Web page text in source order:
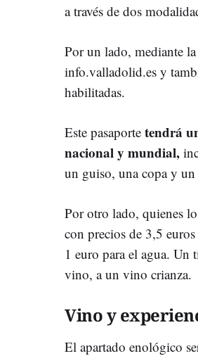
a través de dos
Por un lado, mediante
info.valladolid.es y
habilitadas.
Este pasaporte tendrá
nacional y mundial,
un guiso, una copa y un
Por otro lado, quienes
con precios de 3,5
1 euro para el agua.
vino, a un vino crianza.
Vino y
El apartado enológico